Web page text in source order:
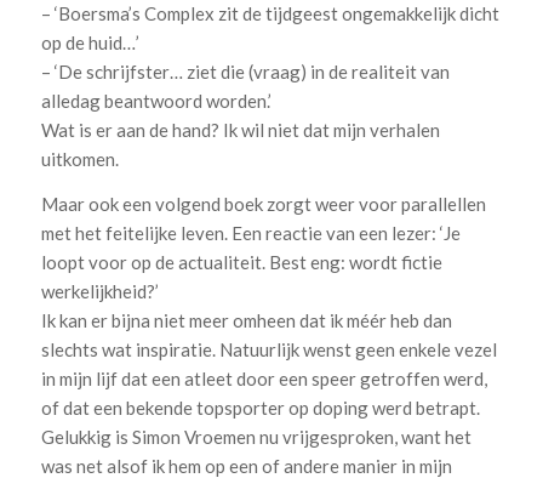
– ‘Boersma’s Complex zit de tijdgeest ongemakkelijk dicht
op de huid…’
– ‘De schrijfster… ziet die (vraag) in de realiteit van
alledag beantwoord worden.’
Wat is er aan de hand? Ik wil niet dat mijn verhalen
uitkomen.
Maar ook een volgend boek zorgt weer voor parallellen
met het feitelijke leven. Een reactie van een lezer: ‘Je
loopt voor op de actualiteit. Best eng: wordt fictie
werkelijkheid?’
Ik kan er bijna niet meer omheen dat ik méér heb dan
slechts wat inspiratie. Natuurlijk wenst geen enkele vezel
in mijn lijf dat een atleet door een speer getroffen werd,
of dat een bekende topsporter op doping werd betrapt.
Gelukkig is Simon Vroemen nu vrijgesproken, want het
was net alsof ik hem op een of andere manier in mijn